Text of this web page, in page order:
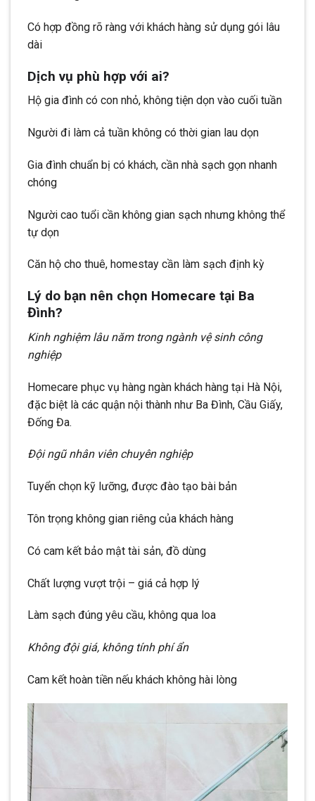
Có hợp đồng rõ ràng với khách hàng sử dụng gói lâu
dài
Dịch vụ phù hợp với ai?
Hộ gia đình có con nhỏ, không tiện dọn vào cuối tuần
Người đi làm cả tuần không có thời gian lau dọn
Gia đình chuẩn bị có khách, cần nhà sạch gọn nhanh
chóng
Người cao tuổi cần không gian sạch nhưng không thể
tự dọn
Căn hộ cho thuê, homestay cần làm sạch định kỳ
Lý do bạn nên chọn Homecare tại Ba
Đình?
Kinh nghiệm lâu năm trong ngành vệ sinh công
nghiệp
Homecare phục vụ hàng ngàn khách hàng tại Hà Nội,
đặc biệt là các quận nội thành như Ba Đình, Cầu Giấy,
Đống Đa.
Đội ngũ nhân viên chuyên nghiệp
Tuyển chọn kỹ lưỡng, được đào tạo bài bản
Tôn trọng không gian riêng của khách hàng
Có cam kết bảo mật tài sản, đồ dùng
Chất lượng vượt trội – giá cả hợp lý
Làm sạch đúng yêu cầu, không qua loa
Không đội giá, không tính phí ẩn
Cam kết hoàn tiền nếu khách không hài lòng